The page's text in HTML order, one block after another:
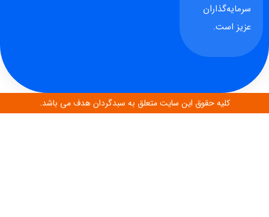
سرمایه‌گذاران
عزیز است.
کلیه حقوق این سایت متعلق به سبدگردان هدف می باشد.